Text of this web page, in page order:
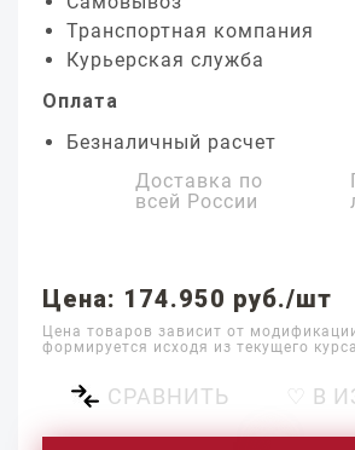
Транспортная компания
Курьерская служба
Оплата
Безналичный расчет
Доставка по
всей России
Цена: 174.950 руб./шт
Цена товаров зависит от
формируется исходя из текущего
СРАВНИТЬ ♡ В